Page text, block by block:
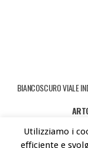
BIANCOSCURO VIALE
COPYRIGHT © 2026
Utilizziamo i
efficiente e